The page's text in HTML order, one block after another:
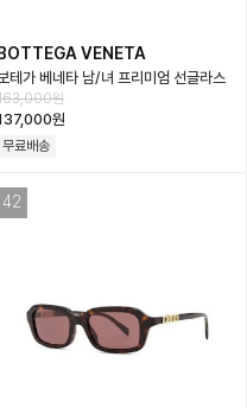
BOTTEGA VENETA
테가 베네타 남/녀 프리미엄 선글라스
Bottega veneta Unisex Prem…
원
원
무료배송
42